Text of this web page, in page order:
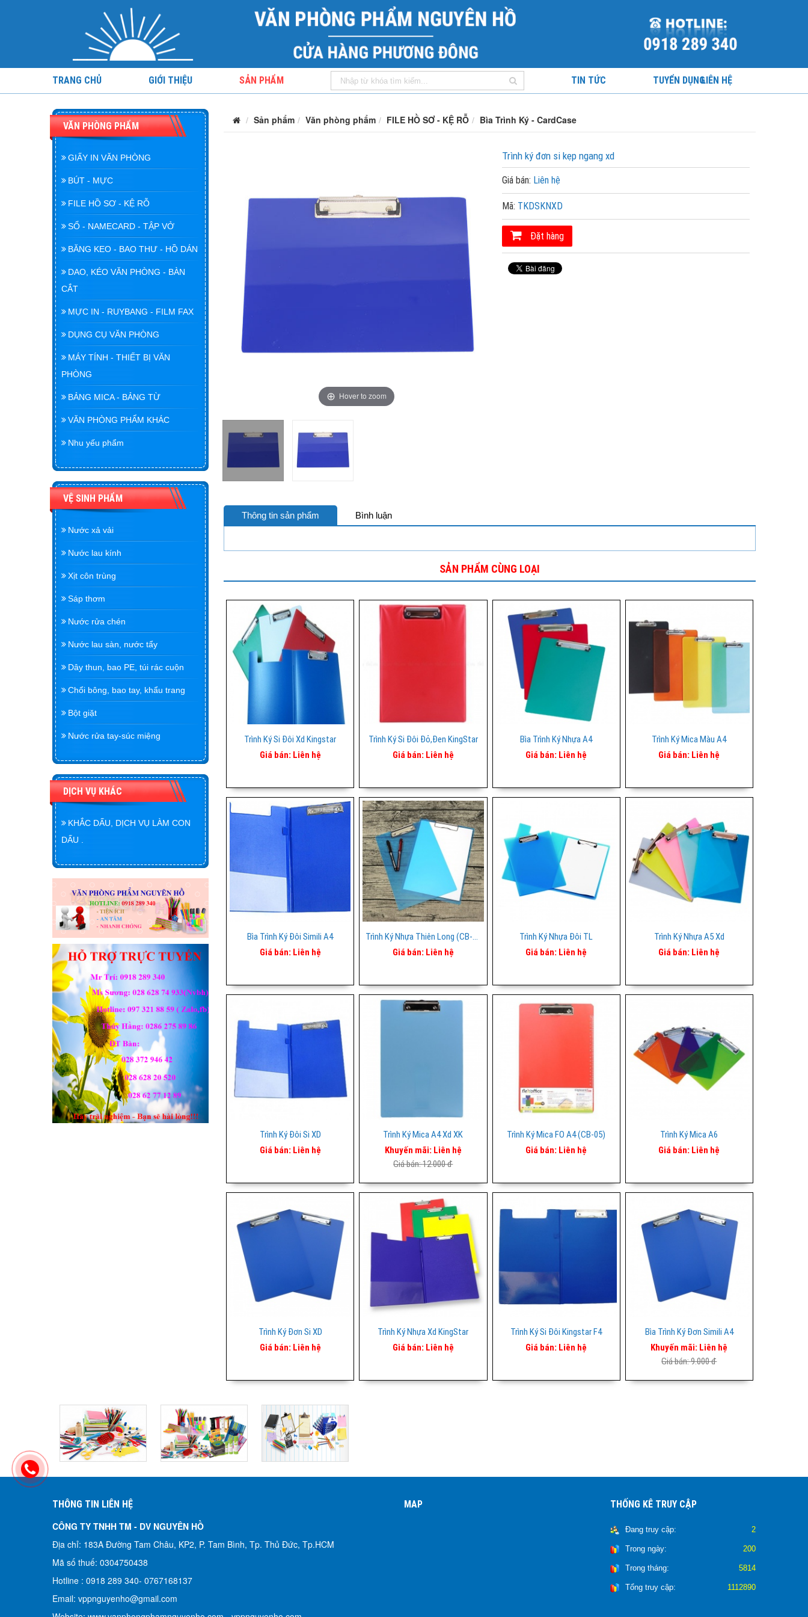
TRANG CHỦ GIỚI THIỆU SẢN PHẨM TIN TỨC TUYỂN DỤNGLIÊN HỆ
VĂN PHÒNG PHẨM
GIẤY IN VĂN PHÒNG
BÚT - MỰC
FILE HỒ SƠ - KỆ RỖ
SỔ - NAMECARD - TẬP VỞ
BĂNG KEO - BAO THƯ - HỒ DÁN
DAO, KÉO VĂN PHÒNG - BÀN
CẮT
MỰC IN - RUYBANG - FILM FAX
DỤNG CỤ VĂN PHÒNG
MÁY TÍNH - THIẾT BỊ VĂN
PHÒNG
BẢNG MICA - BẢNG TỪ
VĂN PHÒNG PHẨM KHÁC
Nhu yếu phẩm
VỆ SINH PHẨM
Nước xả vải
Nước lau kính
Xịt côn trùng
Sáp thơm
Nước rửa chén
Nước lau sàn, nước tẩy
Dây thun, bao PE, túi rác cuộn
Chổi bông, bao tay, khẩu trang
Bột giặt
Nước rửa tay-súc miệng
DỊCH VỤ KHÁC
KHẮC DẤU, DỊCH VỤ LÀM CON
DẤU .
Sản phẩm Văn phòng phẩm FILE HỒ SƠ - KỆ RỖ Bìa Trình Ký - CardCase
Hover to zoom
Trình ký đơn si kẹp ngang xd
Giá bán: Liên hệ
Mã: TKDSKNXD
Đặt hàng
Thông tin sản phẩm Bình luận
SẢN PHẨM CÙNG LOẠI
Trình Ký Si Đôi Xd Kingstar
Giá bán: Liên hệ
Trình Ký Si Đôi Đỏ,đen KingStar
Giá bán: Liên hệ
Bìa Trình Ký Nhựa A4
Giá bán: Liên hệ
Trình Ký Mica Màu A4
Giá bán: Liên hệ
Bìa Trình Ký Đôi Simili A4
Giá bán: Liên hệ
Trình Ký Nhựa Thiên Long (CB-04)
Giá bán: Liên hệ
Trình Ký Nhựa Đôi TL
Giá bán: Liên hệ
Trình Ký Nhựa A5 Xd
Giá bán: Liên hệ
Trình Ký Đôi Si XD
Giá bán: Liên hệ
Trình Ký Mica A4 Xd XK
Khuyến mãi: Liên hệ
Giá bán:12.000 đ
Trình Ký Mica FO A4 (CB-05)
Giá bán: Liên hệ
Trình Ký Mica A6
Giá bán: Liên hệ
Trình Ký Đơn Si XD
Giá bán: Liên hệ
Trình Ký Nhựa Xd KingStar
Giá bán: Liên hệ
Trình Ký Si Đôi Kingstar F4
Giá bán: Liên hệ
Bìa Trình Ký Đơn Simili A4
Khuyến mãi: Liên hệ
Giá bán:9.000 đ
THÔNG TIN LIÊN HỆ
CÔNG TY TNHH TM - DV NGUYÊN HỒ​
Địa chỉ: 183A Đường Tam Châu, KP2, P. Tam Bình, Tp. Thủ Đức, Tp.HCM
Mã số thuế: 0304750438
Hotline : 0918 289 340- 0767168137
Email: vppnguyenho@gmail.com
MAP THỐNG KÊ TRUY CẬP
Đang truy cập: 2
Trong ngày: 200
Trong tháng: 5814
Tổng truy cập: 1112890